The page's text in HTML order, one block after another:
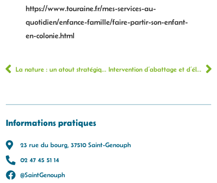
https://www.touraine.fr/mes-services-au-
quotidien/enfance-famille/faire-partir-son-enfant-
en-colonie.html
La nature : un atout stratégique avec le Conservatoire d’espaces naturels Intervention d’abattage et d’élagage d’arbres Levée du Cher
Informations pratiques
23 rue du bourg, 37510 Saint-Genouph
02 47 45 51 14
@SaintGenouph